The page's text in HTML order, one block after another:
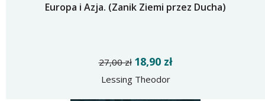
Europa i Azja. (Zanik Ziemi przez Ducha)
27,00 zł 18,90 zł
Lessing Theodor